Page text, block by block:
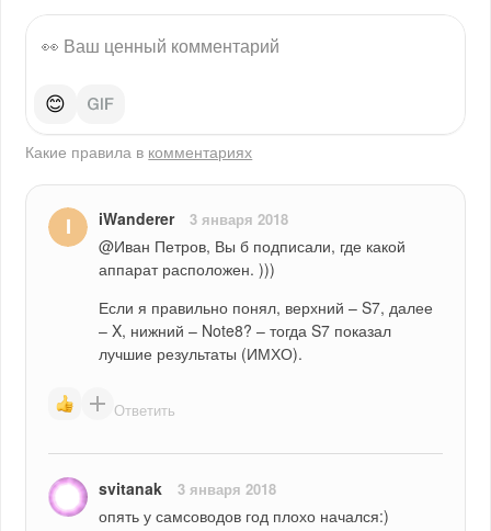
😊
Какие правила в комментариях
iWanderer 3 января 2018
@Иван Петров, Вы б подписали, где какой
аппарат расположен. )))
Если я правильно понял, верхний – S7, далее
– X, нижний – Note8? – тогда S7 показал
лучшие результаты (ИМХО).
Ответить
svitanak 3 января 2018
опять у самсоводов год плохо начался:)